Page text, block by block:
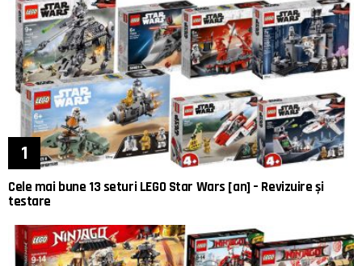
Cele mai bune 13 seturi LEGO Star Wars [an] – Revizuire și
testare